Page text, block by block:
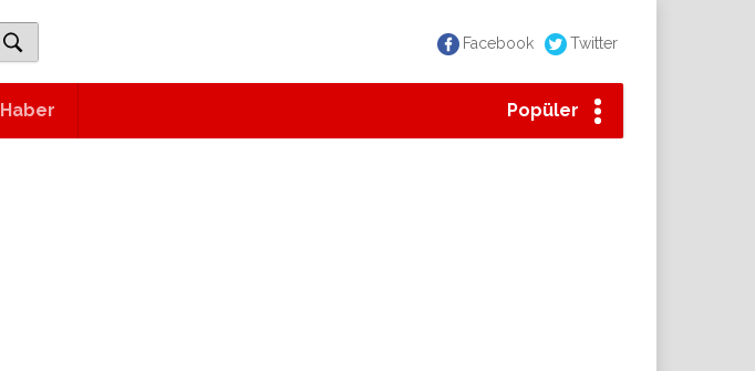
Facebook Twitter
Haber Popüler